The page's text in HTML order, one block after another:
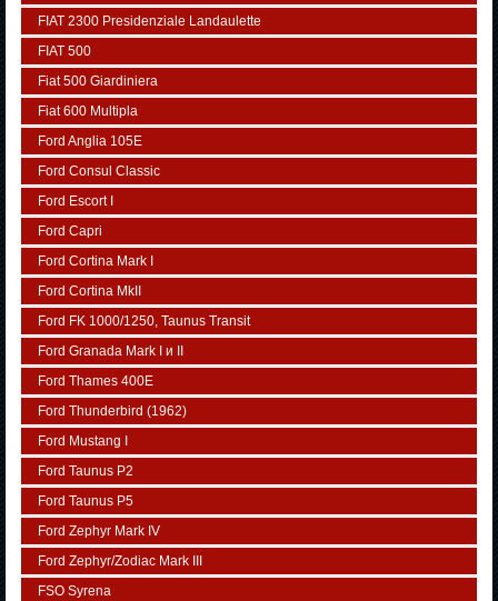
FIAT 2300 Presidenziale Landaulette
FIAT 500
Fiat 500 Giardiniera
Fiat 600 Multipla
Ford Anglia 105E
Ford Consul Classic
Ford Escort I
Ford Capri
Ford Cortina Mark I
Ford Cortina MkII
Ford FK 1000/1250, Taunus Transit
Ford Granada Mark I и II
Ford Thames 400E
Ford Thunderbird (1962)
Ford Mustang I
Ford Taunus P2
Ford Taunus P5
Ford Zephyr Mark IV
Ford Zephyr/Zodiac Mark III
FSO Syrena